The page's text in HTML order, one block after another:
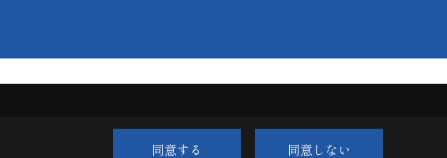
同意する 同意しない